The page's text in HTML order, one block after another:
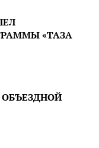
«ТАЗА
ОБЪЕЗДНОЙ